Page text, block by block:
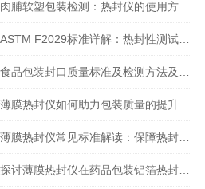
薄膜热封仪如何助力包装质量的提升